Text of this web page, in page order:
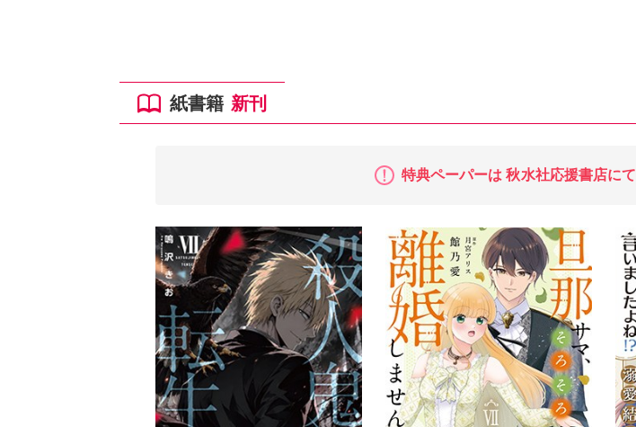
紙書籍 新刊
特典ペーパーは秋水社応援書店にて